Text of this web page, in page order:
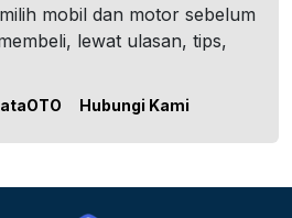
mobil dan motor sebelum
lewat ulasan, tips,
Hubungi Kami